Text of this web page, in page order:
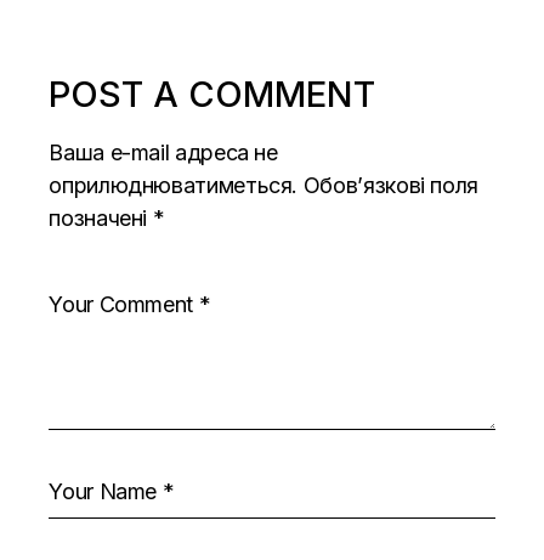
POST A COMMENT
Ваша e-mail адреса не
оприлюднюватиметься. Обов’язкові поля
позначені *